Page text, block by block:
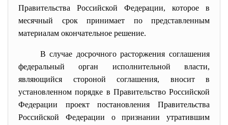
Правительства Российской Федерации, которое в
месячный срок принимает по представленным
материалам окончательное решение.
В случае досрочного расторжения соглашения
федеральный орган исполнительной власти,
являющийся стороной соглашения, вносит в
установленном порядке в Правительство Российской
Федерации проект постановления Правительства
Российской Федерации о признании утратившим